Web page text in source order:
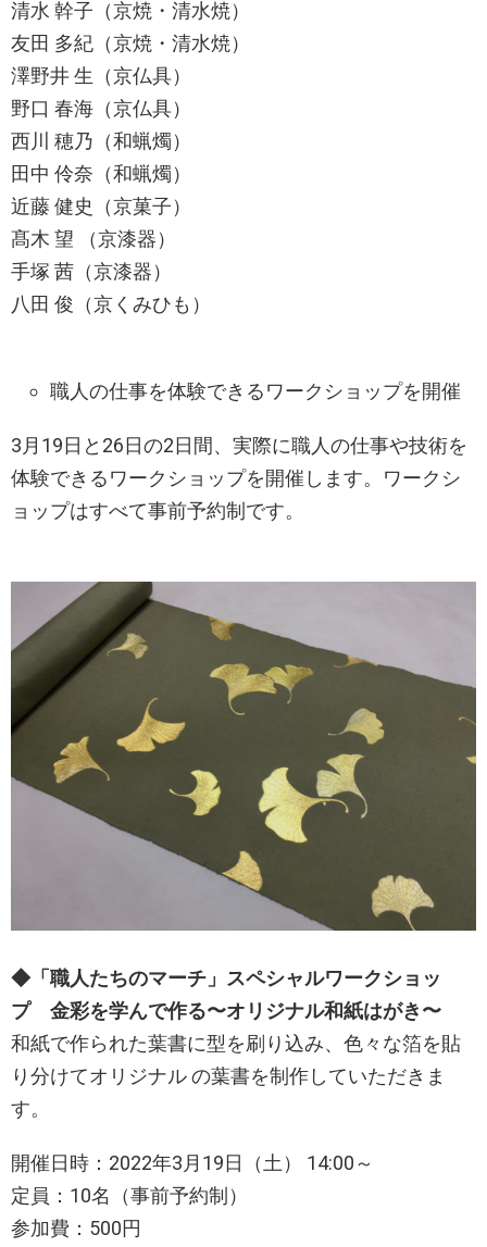
清水 幹子（京焼・清水焼）
友田 多紀（京焼・清水焼）
澤野井 生（京仏具）
野口 春海（京仏具）
西川 穂乃（和蝋燭）
田中 伶奈（和蝋燭）
近藤 健史（京菓子）
髙木 望 （京漆器）
手塚 茜（京漆器）
八田 俊（京くみひも）
職人の仕事を体験できるワークショップを開催
3月19日と26日の2日間、実際に職人の仕事や技術を
体験できるワークショップを開催します。ワークシ
ョップはすべて事前予約制です。
◆「職人たちのマーチ」スペシャルワークショッ
プ 金彩を学んで作る〜オリジナル和紙はがき〜
和紙で作られた葉書に型を刷り込み、色々な箔を貼
り分けてオリジナル の葉書を制作していただきま
す。
開催日時：2022年3月19日（土） 14:00～
定員：10名（事前予約制）
参加費：500円